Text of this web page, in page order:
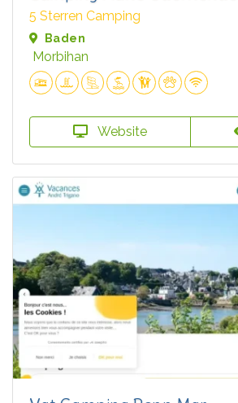
5 Sterren Camping
Baden
Morbihan
Website